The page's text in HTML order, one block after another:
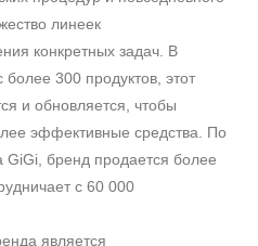
линеек
конкретных задач. В
300 продуктов, этот
и обновляется, чтобы
эффективные средства. По
GiGi , бренд продается более
с 60 000
является